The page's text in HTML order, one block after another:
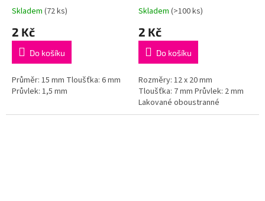
Skladem (72 ks)
2 Kč
Do košíku
Průměr: 15 mm Tloušťka: 6 mm
Průvlek: 1,5 mm
Skladem (>100 ks)
2 Kč
Do košíku
Rozměry: 12 x 20 mm
Tloušťka: 7 mm Průvlek: 2 mm
Lakované oboustranné